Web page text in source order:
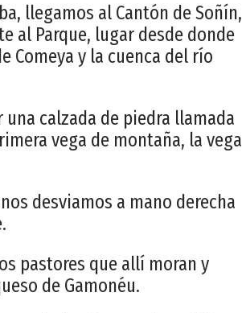
llegamos al Cantón de Soñín,
al Parque, lugar desde donde
Comeya y la cuenca del río
calzada de piedra llamada
vega de montaña, la vega
desviamos a mano derecha
pastores que allí moran y
de Gamonéu.